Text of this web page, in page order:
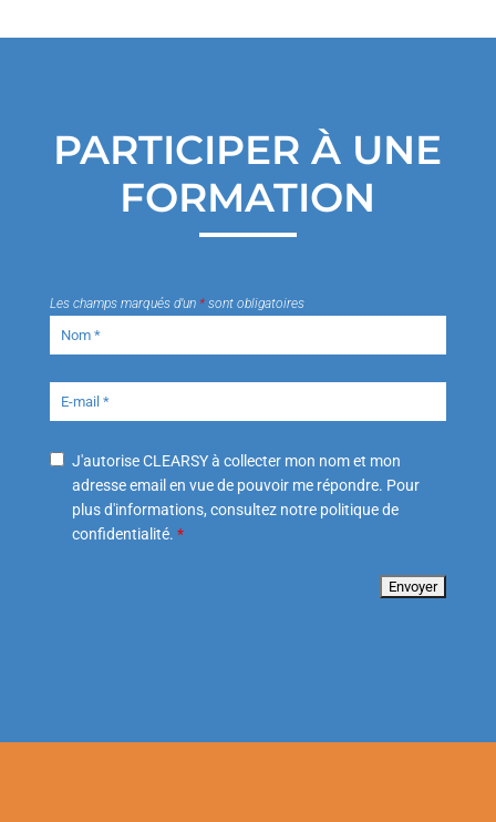
PARTICIPER À UNE
FORMATION
Les champs marqués d’un *sont obligatoires
J'autorise CLEARSY à collecter mon nom et mon
adresse email en vue de pouvoir me répondre. Pour
plus d'informations, consultez notre politique de
confidentialité. *